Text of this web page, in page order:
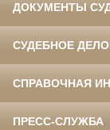
ДОКУМЕНТЫ
СУДЕБНОЕ
СПРАВОЧНАЯ
ПРЕСС-СЛУЖБА